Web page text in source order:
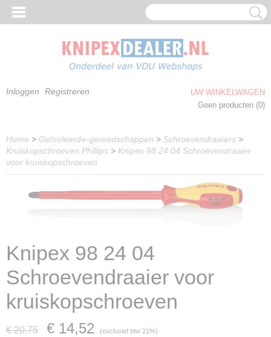
Inloggen Registreren
UW WINKELWAGEN
Geen producten (0)
Home > Geïsoleerde-gereedschappen > Schroevendraaiers >
Kruiskopschroeven Phillips > Knipex 98 24 04 Schroevendraaier
voor kruiskopschroeven
Knipex 98 24 04
Schroevendraaier voor
kruiskopschroeven
€ 20,75 € 14,52 (exclusief btw 21%)